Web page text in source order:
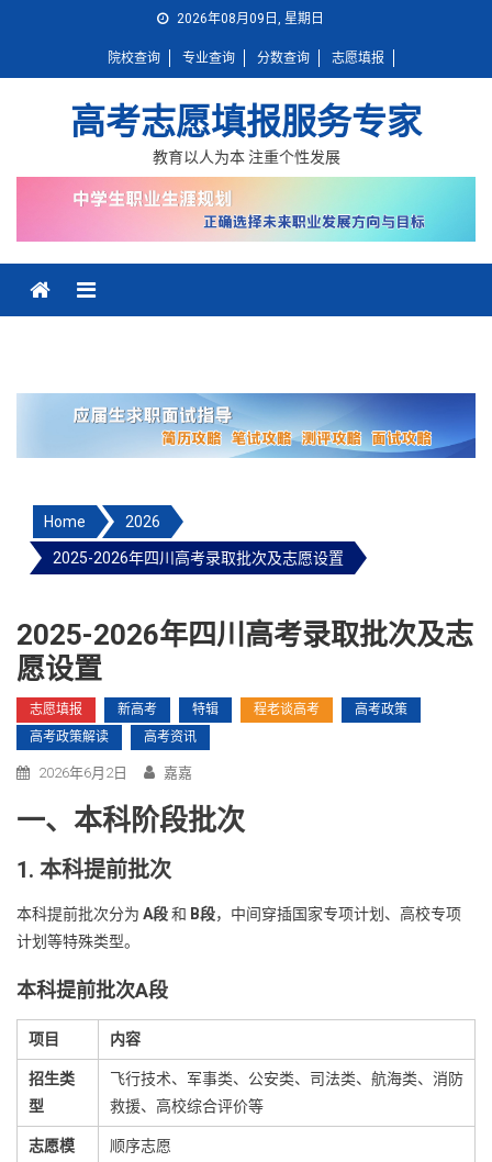
2026年08月09日, 星期日
院校查询 专业查询 分数查询 志愿填报
高考志愿填报服务专家
教育以人为本 注重个性发展
Home 2026
2025-2026年四川高考录取批次及志愿设置
2025-2026年四川高考录取批次及志
愿设置
志愿填报 新高考 特辑 程老谈高考
高考政策
高考政策解读
高考资讯
2026年6月2日 嘉嘉
一、本科阶段批次
1. 本科提前批次
本科提前批次分为 A段和 B段，中间穿插国家专项计划、高校专项
计划等特殊类型。
本科提前批次A段
项目 内容
招生类
型
飞行技术、军事类、公安类、司法类、航海类、消防
救援、高校综合评价等
志愿模
顺序志愿